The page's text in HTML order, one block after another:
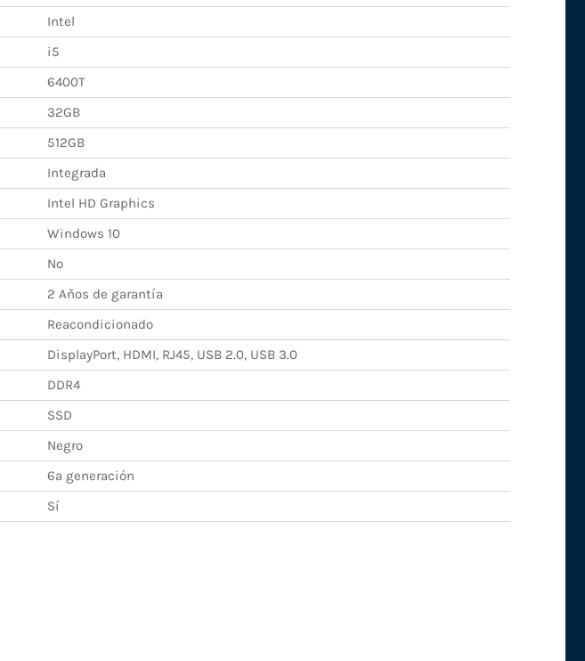
Intel
i5
6400T
32GB
512GB
Integrada
Intel HD Graphics
Windows 10
No
2 Años de garantía
Reacondicionado
DisplayPort, HDMI, RJ45, USB 2.0, USB 3.0
DDR4
SSD
Negro
6ª generación
Sí